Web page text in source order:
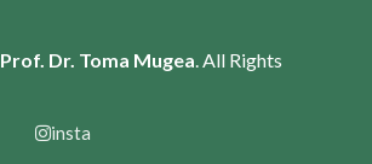
Prof. Dr. Toma Mugea. All Rights
insta